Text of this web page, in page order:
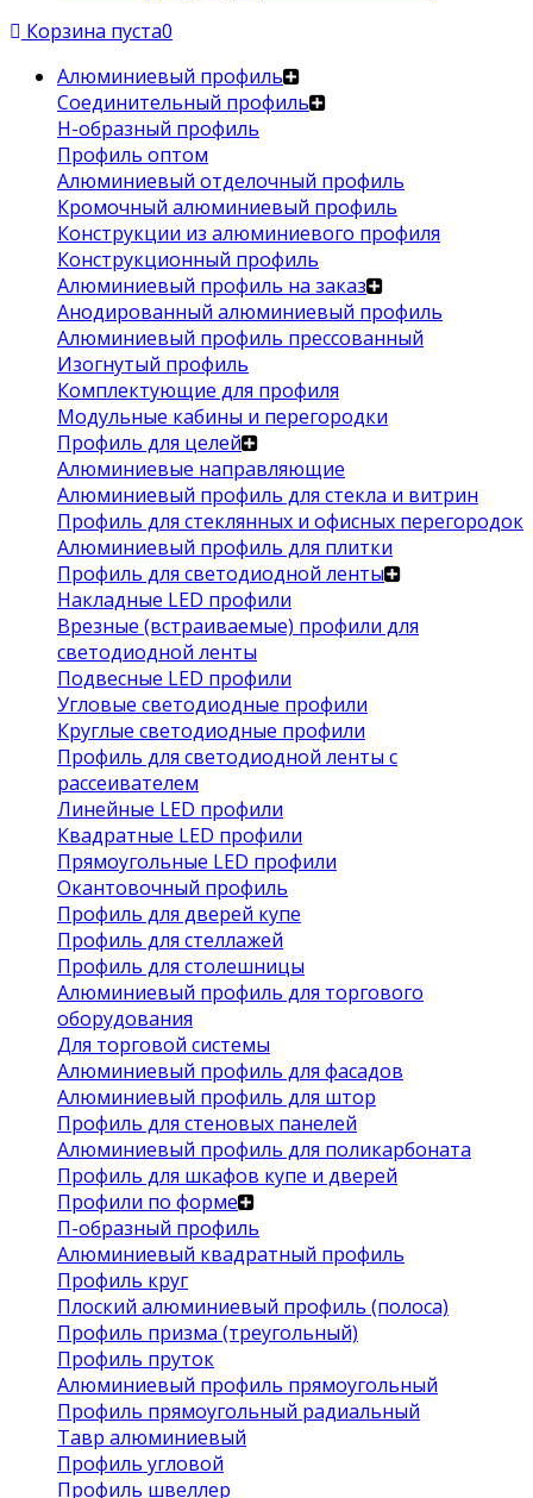
Корзина пуста0
Алюминиевый профиль
Соединительный профиль
Н-образный профиль
Профиль оптом
Алюминиевый отделочный профиль
Кромочный алюминиевый профиль
Конструкции из алюминиевого профиля
Конструкционный профиль
Алюминиевый профиль на заказ
Анодированный алюминиевый профиль
Алюминиевый профиль прессованный
Изогнутый профиль
Комплектующие для профиля
Модульные кабины и перегородки
Профиль для целей
Алюминиевые направляющие
Алюминиевый профиль для стекла и витрин
Профиль для стеклянных и офисных перегородок
Алюминиевый профиль для плитки
Профиль для светодиодной ленты
Накладные LED профили
Врезные (встраиваемые) профили для
светодиодной ленты
Подвесные LED профили
Угловые светодиодные профили
Круглые светодиодные профили
Профиль для светодиодной ленты с
рассеивателем
Линейные LED профили
Квадратные LED профили
Прямоугольные LED профили
Окантовочный профиль
Профиль для дверей купе
Профиль для стеллажей
Профиль для столешницы
Алюминиевый профиль для торгового
оборудования
Для торговой системы
Алюминиевый профиль для фасадов
Алюминиевый профиль для штор
Профиль для стеновых панелей
Алюминиевый профиль для поликарбоната
Профиль для шкафов купе и дверей
Профили по форме
П-образный профиль
Алюминиевый квадратный профиль
Профиль круг
Плоский алюминиевый профиль (полоса)
Профиль призма (треугольный)
Профиль пруток
Алюминиевый профиль прямоугольный
Профиль прямоугольный радиальный
Тавр алюминиевый
Профиль угловой
Профиль швеллер